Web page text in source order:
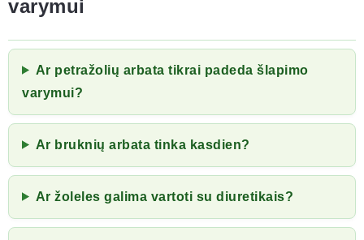
varymui
Ar petražolių arbata tikrai padeda šlapimo
varymui?
Ar bruknių arbata tinka kasdien?
Ar žoleles galima vartoti su diuretikais?